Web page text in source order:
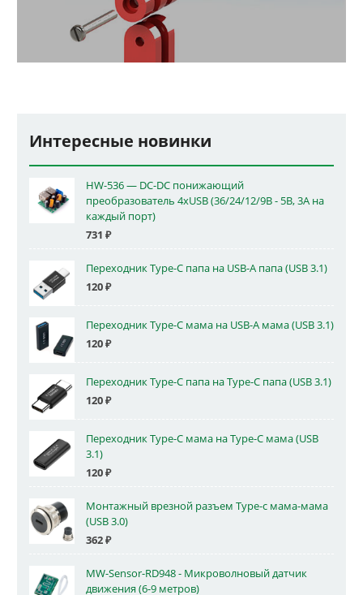
Интересные новинки
HW-536 — DC-DC понижающий
преобразователь 4xUSB (36/24/12/9В - 5В, 3А на
каждый порт)
731 ₽
Переходник Type-C папа на USB-A папа (USB 3.1)
120₽
Переходник Type-C мама на USB-A мама (USB 3.1)
120₽
Переходник Type-C папа на Type-C папа (USB 3.1)
120₽
Переходник Type-C мама на Type-C мама (USB
3.1)
120₽
Монтажный врезной разъем Type-c мама-мама
(USB 3.0)
362₽
MW-Sensor-RD948 - Микроволновый датчик
движения (6-9 метров)